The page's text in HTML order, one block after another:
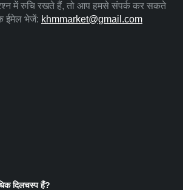
में रुचि रखते हैं, तो आप हमसे संपर्क कर सकते
ईमेल भेजें: khmmarket@gmail.com
दिलचस्प हैं?